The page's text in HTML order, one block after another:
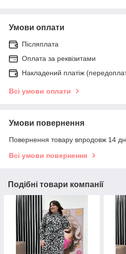
Умови оплати
Післяплата
Оплата за реквізитами
Накладений платіж
Всі умови оплати
Умови повернення
Повернення товару впродовж 14
Всі умови повернення
Подібні товари компанії